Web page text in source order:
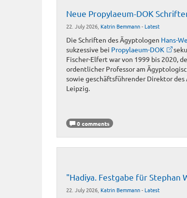
Neue Propylaeum-DOK
22. July 2026, Katrin Bemmann- Latest
Die Schriften des Ägyptologen Hans-
sukzessive bei Propylaeum-DOK
Fischer-Elfert war von 1999 bis 2020,
ordentlicher Professor am
sowie geschäftsführender Direktor
Leipzig.
0 comments
"Hadiya. Festgabe für Stephan
22. July 2026, Katrin Bemmann- Latest